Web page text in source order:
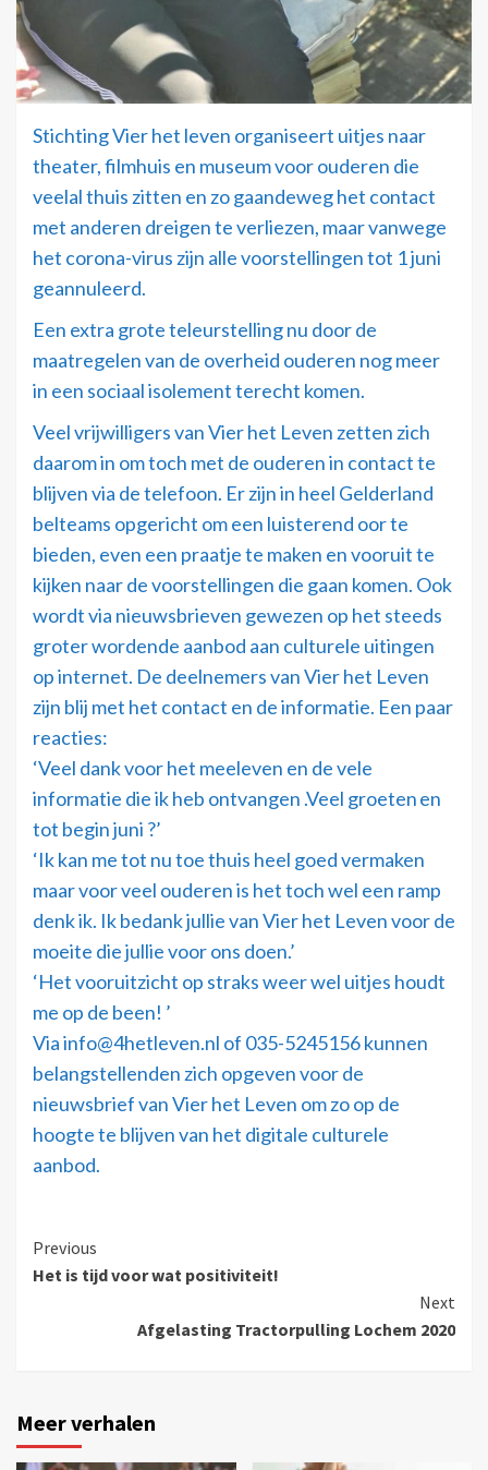
Stichting Vier het leven organiseert uitjes naar
theater, filmhuis en museum voor ouderen die
veelal thuis zitten en zo gaandeweg het contact
met anderen dreigen te verliezen, maar vanwege
het corona-virus zijn alle voorstellingen tot 1 juni
geannuleerd.
Een extra grote teleurstelling nu door de
maatregelen van de overheid ouderen nog meer
in een sociaal isolement terecht komen.
Veel vrijwilligers van Vier het Leven zetten zich
daarom in om toch met de ouderen in contact te
blijven via de telefoon. Er zijn in heel Gelderland
belteams opgericht om een luisterend oor te
bieden, even een praatje te maken en vooruit te
kijken naar de voorstellingen die gaan komen. Ook
wordt via nieuwsbrieven gewezen op het steeds
groter wordende aanbod aan culturele uitingen
op internet. De deelnemers van Vier het Leven
zijn blij met het contact en de informatie. Een paar
reacties:
‘Veel dank voor het meeleven en de vele
informatie die ik heb ontvangen .Veel groeten en
tot begin juni ?’
‘Ik kan me tot nu toe thuis heel goed vermaken
maar voor veel ouderen is het toch wel een ramp
denk ik. Ik bedank jullie van Vier het Leven voor de
moeite die jullie voor ons doen.’
‘Het vooruitzicht op straks weer wel uitjes houdt
me op de been! ’
Via info@4hetleven.nl of 035-5245156 kunnen
belangstellenden zich opgeven voor de
nieuwsbrief van Vier het Leven om zo op de
hoogte te blijven van het digitale culturele
aanbod.
Previous
Het is tijd voor wat positiviteit!
Next
Afgelasting Tractorpulling Lochem 2020
Meer verhalen